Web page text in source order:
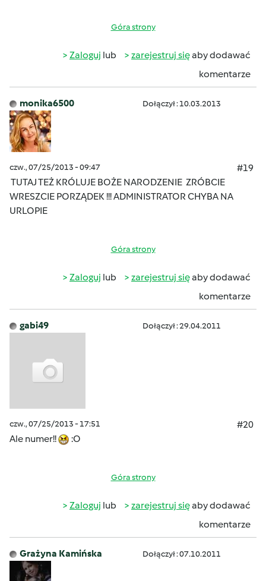
Góra strony
Zaloguj lub zarejestruj sięaby dodawać
komentarze
monika6500 Dołączył : 10.03.2013
czw., 07/25/2013 - 09:47
#19
TUTAJ TEŻ KRÓLUJE BOŻE NARODZENIE ZRÓBCIE
WRESZCIE PORZĄDEK !!! ADMINISTRATOR CHYBA NA
URLOPIE
Góra strony
Zaloguj lub zarejestruj sięaby dodawać
komentarze
gabi49 Dołączył : 29.04.2011
czw., 07/25/2013 - 17:51
#20
Ale numer!!
:O
Góra strony
Zaloguj lub zarejestruj sięaby dodawać
komentarze
Grażyna Kamińska Dołączył : 07.10.2011